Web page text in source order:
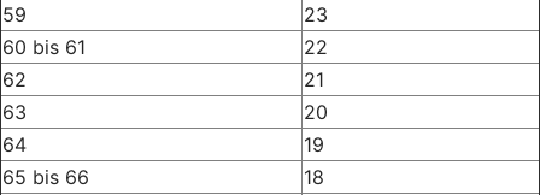
59
23
60 bis 61
22
62
21
63
20
64
19
65 bis 66
18